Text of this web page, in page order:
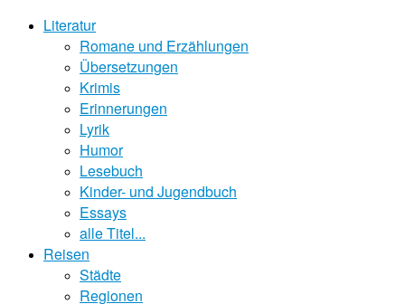
Literatur
Romane und Erzählungen
Übersetzungen
Krimis
Erinnerungen
Lyrik
Humor
Lesebuch
Kinder- und Jugendbuch
Essays
alle Titel...
Reisen
Städte
Regionen